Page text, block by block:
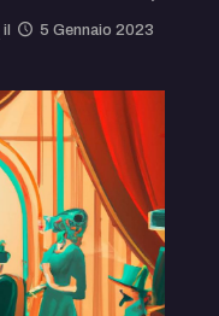
il 5 Gennaio 2023